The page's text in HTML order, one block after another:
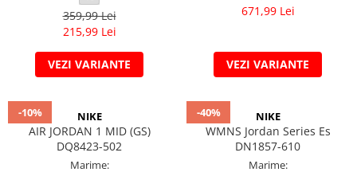
359,99 Lei
215,99 Lei
VEZI VARIANTE
671,99 Lei
VEZI VARIANTE
-10% NIKE
AIR JORDAN 1 MID (GS)
DQ8423-502
Marime:
-40% NIKE
WMNS Jordan Series Es
DN1857-610
Marime: